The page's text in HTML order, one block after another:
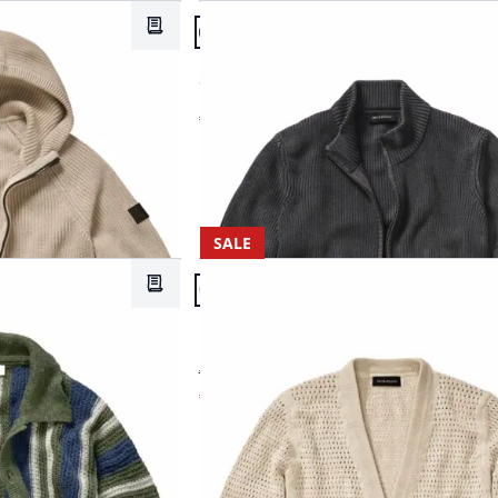
Merkzettel
Artikel 2 von 5.
Passform Regular Fit.
Regular Fit
Schockfroster-Strickjacke
€ 129,95
Merkzettel
Artikel 5 von 5.
Passform Regular Fit.
SALE
Regular Fit
€ 169,00
€ 119,95 (-29%)